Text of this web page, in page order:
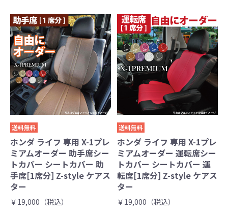
送料無料
ホンダ ライフ 専用 X-1プレ
ミアムオーダー 助手席シー
トカバー シートカバー 助
手席[1席分] Z-style ケアス
ター
￥19,000（税込）
送料無料
ホンダ ライフ 専用 X-1プレ
ミアムオーダー 運転席シー
トカバー シートカバー 運
転席[1席分] Z-style ケアス
ター
￥19,000（税込）